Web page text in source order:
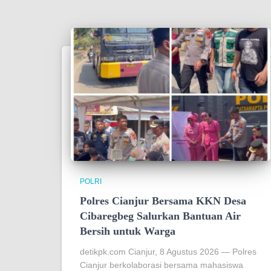
POLRI
Polres Cianjur Bersama KKN Desa
Cibaregbeg Salurkan Bantuan Air
Bersih untuk Warga
detikpk.com Cianjur, 8 Agustus 2026 — Polres
Cianjur berkolaborasi bersama mahasiswa